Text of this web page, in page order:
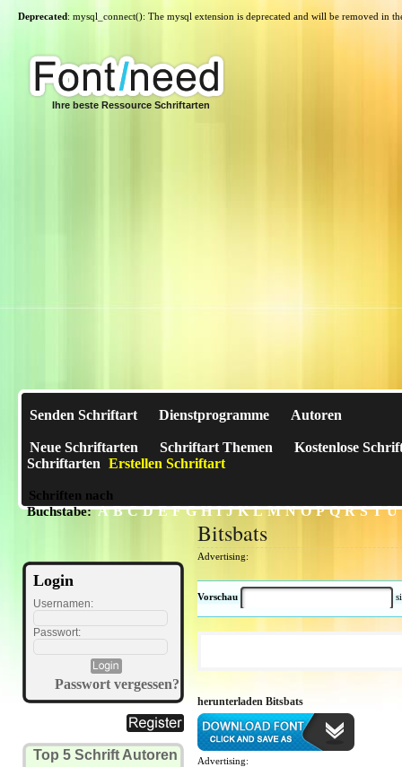
Deprecated: mysql_connect(): The mysql extension is deprecated and will be removed in
Ihre beste Ressource Schriftarten
Senden Schriftart Dienstprogramme Autoren
Neue Schriftarten Schriftart Themen
Kostenlose
Schriftarten Erstellen Schriftart
Schriften nach
Buchstabe:A B C D E F G H I J K L M N O P Q R S T U
Login
Usernamen:
Passwort:
Passwort vergessen?
Top 5 Schrift Autoren
Bitsbats
Advertising:
Vorschau
herunterladen Bitsbats
Advertising: